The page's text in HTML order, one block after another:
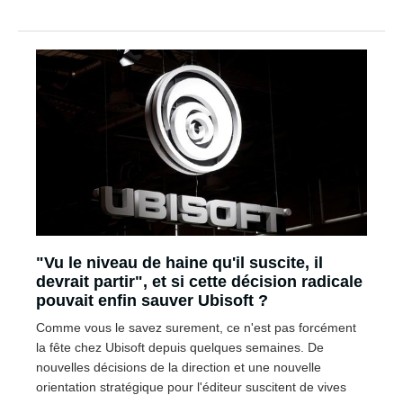
"Vu le niveau de haine qu'il suscite, il
devrait partir", et si cette décision radicale
pouvait enfin sauver Ubisoft ?
Comme vous le savez surement, ce n'est pas forcément
la fête chez Ubisoft depuis quelques semaines. De
nouvelles décisions de la direction et une nouvelle
orientation stratégique pour l'éditeur suscitent de vives